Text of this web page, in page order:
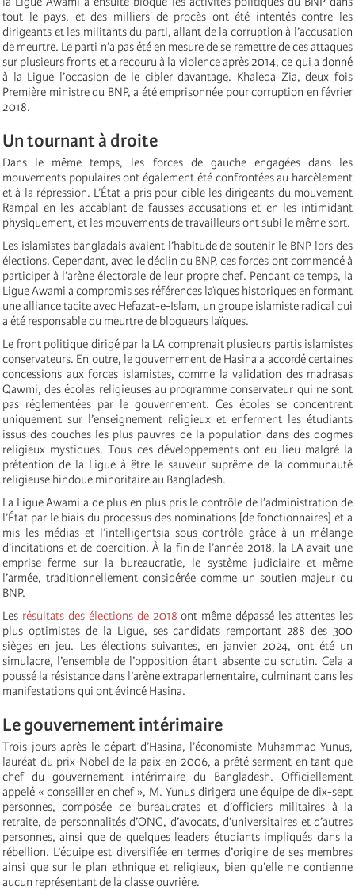
tout le pays, et des milliers de procès ont été intentés contre les
dirigeants et les militants du parti, allant de la corruption à l’accusation
de meurtre. Le parti n’a pas été en mesure de se remettre de ces attaques
sur plusieurs fronts et a recouru à la violence après 2014, ce qui a donné
à la Ligue l’occasion de le cibler davantage. Khaleda Zia, deux fois
Première ministre du BNP, a été emprisonnée pour corruption en février
2018.
Un tournant à droite
Dans le même temps, les forces de gauche engagées dans les
mouvements populaires ont également été confrontées au harcèlement
et à la répression. L’État a pris pour cible les dirigeants du mouvement
Rampal en les accablant de fausses accusations et en les intimidant
physiquement, et les mouvements de travailleurs ont subi le même sort.
Les islamistes bangladais avaient l’habitude de soutenir le BNP lors des
élections. Cependant, avec le déclin du BNP, ces forces ont commencé à
participer à l’arène électorale de leur propre chef. Pendant ce temps, la
Ligue Awami a compromis ses références laïques historiques en formant
une alliance tacite avec Hefazat-e-Islam, un groupe islamiste radical qui
a été responsable du meurtre de blogueurs laïques.
Le front politique dirigé par la LA comprenait plusieurs partis islamistes
conservateurs. En outre, le gouvernement de Hasina a accordé certaines
concessions aux forces islamistes, comme la validation des madrasas
Qawmi, des écoles religieuses au programme conservateur qui ne sont
pas réglementées par le gouvernement. Ces écoles se concentrent
uniquement sur l’enseignement religieux et enferment les étudiants
issus des couches les plus pauvres de la population dans des dogmes
religieux mystiques. Tous ces développements ont eu lieu malgré la
prétention de la Ligue à être le sauveur suprême de la communauté
religieuse hindoue minoritaire au Bangladesh.
La Ligue Awami a de plus en plus pris le contrôle de l’administration de
l’État par le biais du processus des nominations [de fonctionnaires] et a
mis les médias et l’intelligentsia sous contrôle grâce à un mélange
d’incitations et de coercition. À la fin de l’année 2018, la LA avait une
emprise ferme sur la bureaucratie, le système judiciaire et même
l’armée, traditionnellement considérée comme un soutien majeur du
BNP.
Les résultats des élections de 2018ont même dépassé les attentes les
plus optimistes de la Ligue, ses candidats remportant 288 des 300
sièges en jeu. Les élections suivantes, en janvier 2024, ont été un
simulacre, l’ensemble de l’opposition étant absente du scrutin. Cela a
poussé la résistance dans l’arène extraparlementaire, culminant dans les
manifestations qui ont évincé Hasina.
Le gouvernement intérimaire
Trois jours après le départ d’Hasina, l’économiste Muhammad Yunus,
lauréat du prix Nobel de la paix en 2006, a prêté serment en tant que
chef du gouvernement intérimaire du Bangladesh. Officiellement
appelé « conseiller en chef », M. Yunus dirigera une équipe de dix-sept
personnes, composée de bureaucrates et d’officiers militaires à la
retraite, de personnalités d’ONG, d’avocats, d’universitaires et d’autres
personnes, ainsi que de quelques leaders étudiants impliqués dans la
rébellion. L’équipe est diversifiée en termes d’origine de ses membres
ainsi que sur le plan ethnique et religieux, bien qu’elle ne contienne
aucun représentant de la classe ouvrière.